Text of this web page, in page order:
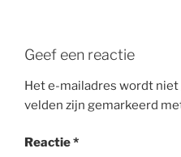
Geef een reactie
Het e-mailadres wordt
velden zijn gemarkeerd
Reactie*